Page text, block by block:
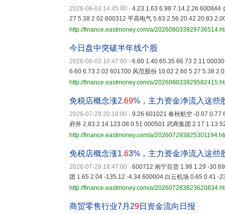
2026-08-03 14:45:00 - 4.23 1.63 6.98 7.14 2.26 600844
27 5.38 2.02 600312 平高电气 5.63 2.56 20.42 20.83
http://finance.eastmoney.com/a/
今日盘中突破半年线个股
2026-08-03 10:47:00 - 6.60 1.40 65.35 66.73 2.11
6.60 6.73 2.02 601700 风范股份 10.02 2.60 5.27 5.38
http://finance.eastmoney.com/a/
免税店概念涨2.69%，主力资金净流入这些
2026-07-29 20:18:00 - 9.26 601021 春秋航空 -0.07 0.77
府井 2.83 2.14 123.08 0.51 000501 武商集团 2.17 1.13
http://finance.eastmoney.com/a/
免税店概念涨1.63%，主力资金净流入这些
2026-07-28 18:47:00 - 600712 南宁百货 1.98 1.29 -
团 1.65 2.04 -135.12 -4.34 600004 白云机场 0.65 0.41 -
http://finance.eastmoney.com/a/
商贸零售行业7月29日资金流向日报